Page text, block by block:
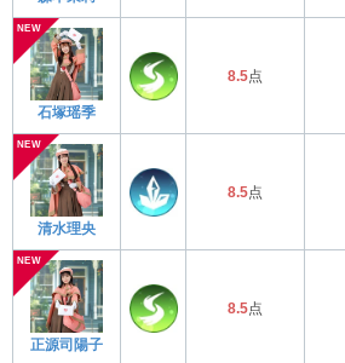
石塚瑶季
8.5点
清水理央
8.5点
正源司陽子
8.5点